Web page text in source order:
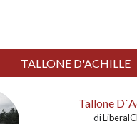
TALLONE D'ACHILLE
Tallone
di